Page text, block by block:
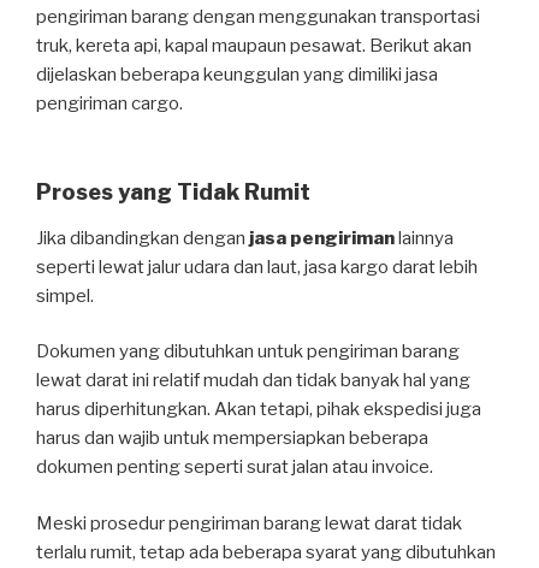
pengiriman barang dengan menggunakan transportasi
truk, kereta api, kapal maupaun pesawat. Berikut akan
dijelaskan beberapa keunggulan yang dimiliki jasa
pengiriman cargo.
Proses yang Tidak Rumit
Jika dibandingkan dengan jasa pengirimanlainnya
seperti lewat jalur udara dan laut, jasa kargo darat lebih
simpel.
Dokumen yang dibutuhkan untuk pengiriman barang
lewat darat ini relatif mudah dan tidak banyak hal yang
harus diperhitungkan. Akan tetapi, pihak ekspedisi juga
harus dan wajib untuk mempersiapkan beberapa
dokumen penting seperti surat jalan atau invoice.
Meski prosedur pengiriman barang lewat darat tidak
terlalu rumit, tetap ada beberapa syarat yang dibutuhkan